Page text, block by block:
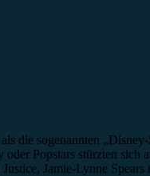
die sogenannten
Popstars stürzten
Jamie-Lynne